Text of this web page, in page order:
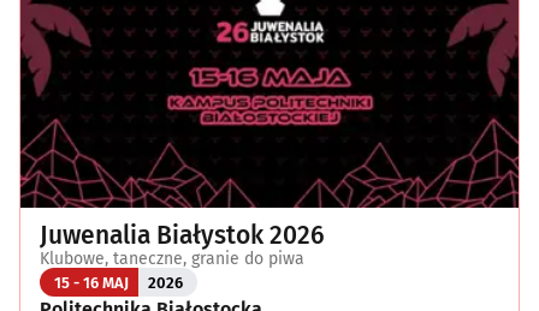
Juwenalia Białystok 2026
Klubowe, taneczne, granie do piwa
15 - 16 MAJ 2026